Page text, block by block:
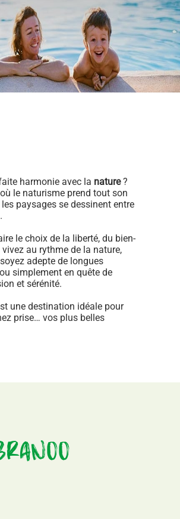
harmonie avec la nature?
le naturisme prend tout son
les paysages se dessinent entre
le choix de la liberté, du bien-
au rythme de la nature,
adepte de longues
simplement en quête de
et sérénité.
une destination idéale pour
prise… vos plus belles